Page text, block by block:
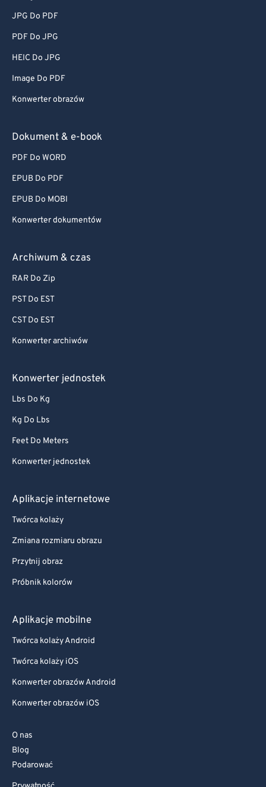
JPG Do PDF
PDF Do JPG
HEIC Do JPG
Image Do PDF
Konwerter obrazów
Dokument & e-book
PDF Do WORD
EPUB Do PDF
EPUB Do MOBI
Konwerter dokumentów
Archiwum & czas
RAR Do Zip
PST Do EST
CST Do EST
Konwerter archiwów
Konwerter jednostek
Lbs Do Kg
Kg Do Lbs
Feet Do Meters
Konwerter jednostek
Aplikacje internetowe
Twórca kolaży
Zmiana rozmiaru obrazu
Przytnij obraz
Próbnik kolorów
Aplikacje mobilne
Twórca kolaży Android
Twórca kolaży iOS
Konwerter obrazów Android
Konwerter obrazów iOS
O nas
Blog
Podarować